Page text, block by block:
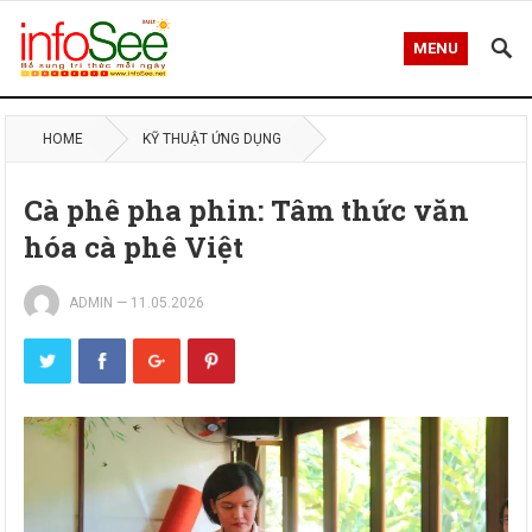
MENU
HOME KỸ THUẬT ỨNG DỤNG
Cà phê pha phin: Tâm thức văn
hóa cà phê Việt
ADMIN — 11.05.2026